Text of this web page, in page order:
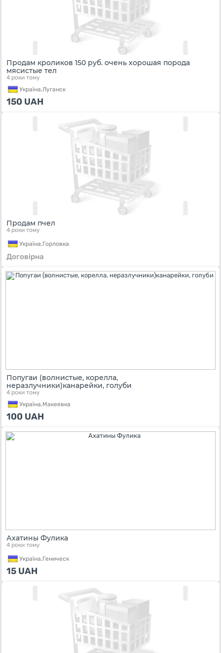
Продам кроликов 150 руб. очень хорошая порода
мясистые тел
4 роки тому
Україна,Луганск
150 UAH
Продам пчел
4 роки тому
Україна,Горловка
Договірна
Попугаи (волнистые, корелла,
неразлучники)канарейки, голуби
4 роки тому
Україна,Макеевка
100 UAH
Ахатины Фулика
4 роки тому
Україна,Геническ
15 UAH